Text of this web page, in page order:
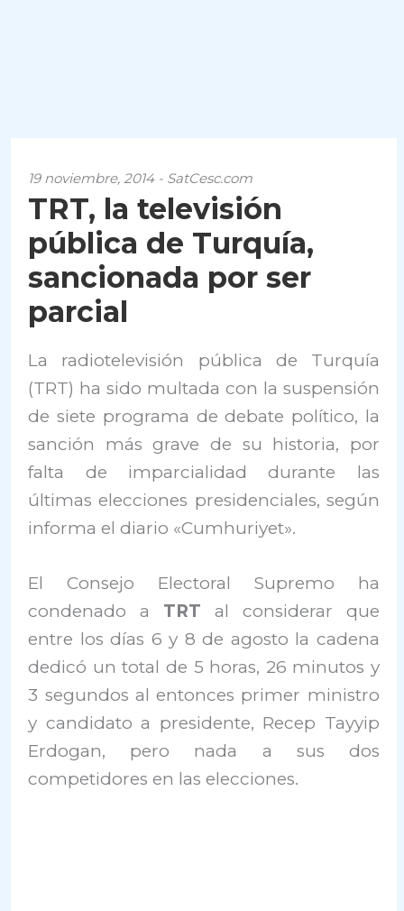
19 noviembre, 2014 - SatCesc.com
TRT, la televisión
pública de Turquía,
sancionada por ser
parcial
La radiotelevisión pública de Turquía
(TRT) ha sido multada con la suspensión
de siete programa de debate político, la
sanción más grave de su historia, por
falta de imparcialidad durante las
últimas elecciones presidenciales, según
informa el diario «Cumhuriyet».
El Consejo Electoral Supremo ha
condenado a TRT al considerar que
entre los días 6 y 8 de agosto la cadena
dedicó un total de 5 horas, 26 minutos y
3 segundos al entonces primer ministro
y candidato a presidente, Recep Tayyip
Erdogan, pero nada a sus dos
competidores en las elecciones.